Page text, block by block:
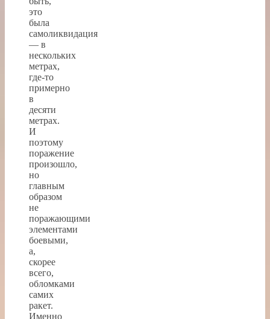
это
была
самоликвидация
— в
нескольких
метрах,
где-то
примерно
в
десяти
метрах.
И
поэтому
поражение
произошло,
но
главным
образом
не
поражающими
элементами
боевыми,
а,
скорее
всего,
обломками
самих
ракет.
Именно